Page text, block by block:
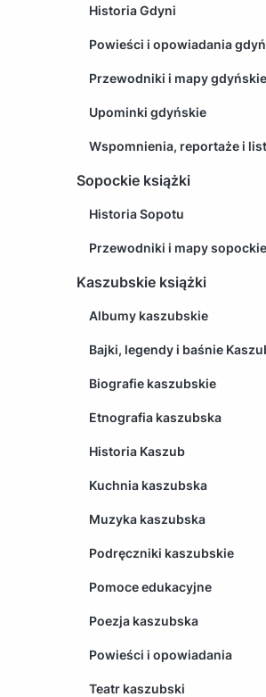
Historia Gdyni
Powieści i opowiadania
Przewodniki i mapy gdyńskie
Upominki gdyńskie
Wspomnienia, reportaże i
Sopockie książki
Historia Sopotu
Przewodniki i mapy sopockie
Kaszubskie książki
Albumy kaszubskie
Bajki, legendy i baśnie
Biografie kaszubskie
Etnografia kaszubska
Historia Kaszub
Kuchnia kaszubska
Muzyka kaszubska
Podręczniki kaszubskie
Pomoce edukacyjne
Poezja kaszubska
Powieści i opowiadania
Teatr kaszubski